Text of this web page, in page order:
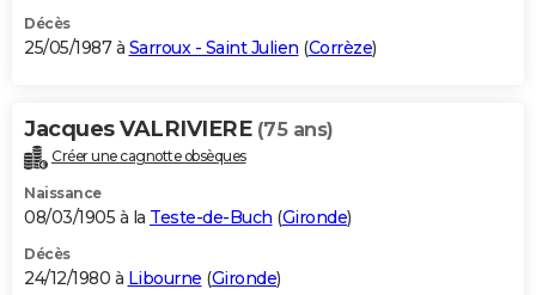
Décès
25/05/1987 à Sarroux - Saint Julien (Corrèze)
Jacques VALRIVIERE (75 ans)
Créer une cagnotte obsèques
Naissance
08/03/1905 à la Teste-de-Buch (Gironde)
Décès
24/12/1980 à Libourne (Gironde)